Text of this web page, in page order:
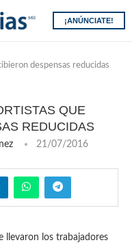
¡ANÚNCIATE!
despensas reducidas
QUE
REDUCIDAS
21/07/2016
llevaron los trabajadores